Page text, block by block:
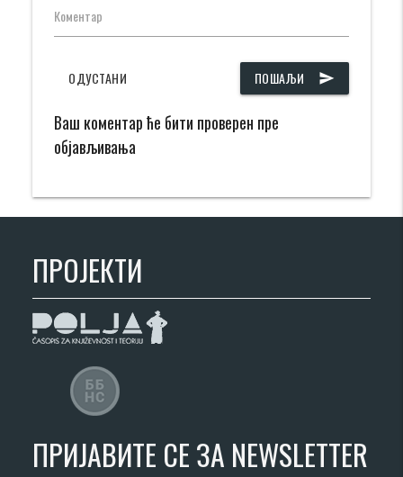
Коментар
ПОШАЉИ send
ОДУСТАНИ
Ваш коментар ће бити проверен пре
објављивања
ПРОЈЕКТИ
ПРИЈАВИТЕ СЕ ЗА NEWSLETTER